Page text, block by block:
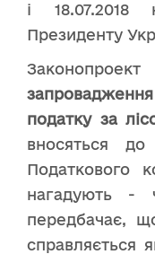
і 18.07.2018
Президенту
податку за
вносяться до
Податкового
нагадують -
передбачає,
справляється